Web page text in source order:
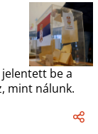
be a
mint nálunk.